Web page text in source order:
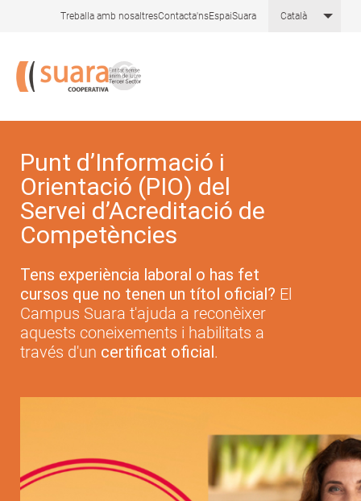
content
Treballa amb nosaltresContacta'nsEspaiSuara Català List
Punt d’Informació i
Orientació (PIO) del
Servei d’Acreditació de
Competències
Tens experiència laboral o has fet
cursos que no tenen un títol oficial? El
Campus Suara t'ajuda a reconèixer
aquests coneixements i habilitats a
través d'un certificat oficial.